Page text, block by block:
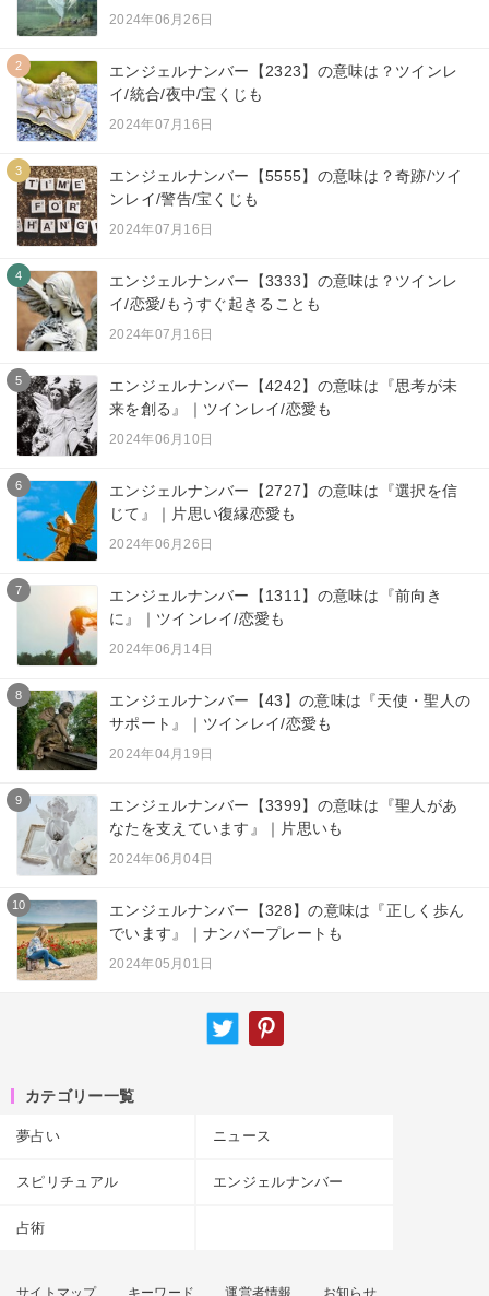
2024年06月26日
2
エンジェルナンバー【2323】の意味は？ツインレ
イ/統合/夜中/宝くじも
2024年07月16日
3
エンジェルナンバー【5555】の意味は？奇跡/ツイ
ンレイ/警告/宝くじも
2024年07月16日
4
エンジェルナンバー【3333】の意味は？ツインレ
イ/恋愛/もうすぐ起きることも
2024年07月16日
5
エンジェルナンバー【4242】の意味は『思考が未
来を創る』｜ツインレイ/恋愛も
2024年06月10日
6
エンジェルナンバー【2727】の意味は『選択を信
じて』｜片思い復縁恋愛も
2024年06月26日
7
エンジェルナンバー【1311】の意味は『前向き
に』｜ツインレイ/恋愛も
2024年06月14日
8
エンジェルナンバー【43】の意味は『天使・聖人の
サポート』｜ツインレイ/恋愛も
2024年04月19日
9
エンジェルナンバー【3399】の意味は『聖人があ
なたを支えています』｜片思いも
2024年06月04日
10
エンジェルナンバー【328】の意味は『正しく歩ん
でいます』｜ナンバープレートも
2024年05月01日
カテゴリー一覧
夢占い ニュース
スピリチュアル エンジェルナンバー
占術